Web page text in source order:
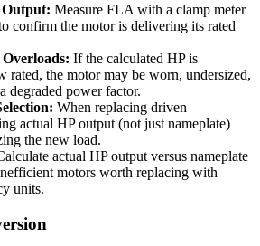
Measure FLA with a clamp meter
confirm the motor is delivering its rated
If the calculated HP is
rated, the motor may be worn, undersized,
degraded power factor.
When replacing driven
actual HP output (not just nameplate)
the new load.
actual HP output versus nameplate
motors worth replacing with
units.